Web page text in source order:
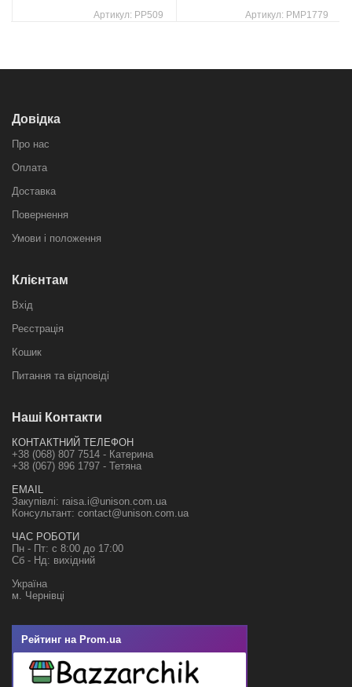
Артикул: PP509 Артикул: PMP1779
Довідка
Про нас
Оплата
Доставка
Повернення
Умови і положення
Клієнтам
Вхід
Реєстрація
Кошик
Питання та відповіді
Наші Контакти
КОНТАКТНИЙ ТЕЛЕФОН
+38 (068) 807 7514 - Катерина
+38 (067) 896 1797 - Тетяна
EMAIL
Закупівлі: raisa.i@unison.com.ua
Консультант: contact@unison.com.ua
ЧАС РОБОТИ
Пн - Пт: с 8:00 до 17:00
Сб - Нд: вихідний
Україна
м. Чернівці
Рейтинг на Prom.ua